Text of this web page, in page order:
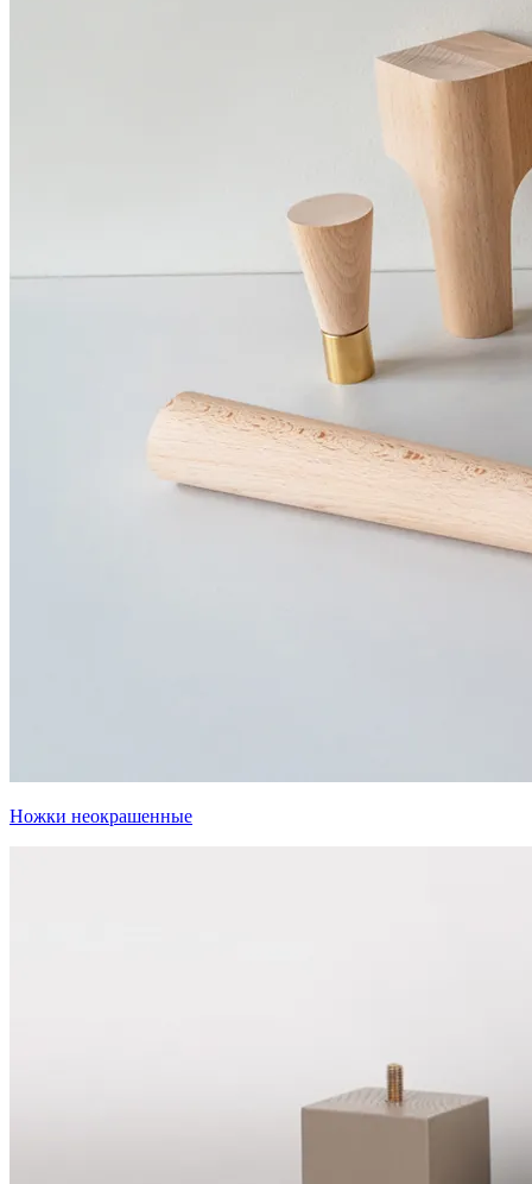
Ножки неокрашенные